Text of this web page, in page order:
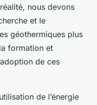
nous devons
et le
géothermiques plus
formation et
de ces
de l’énergie